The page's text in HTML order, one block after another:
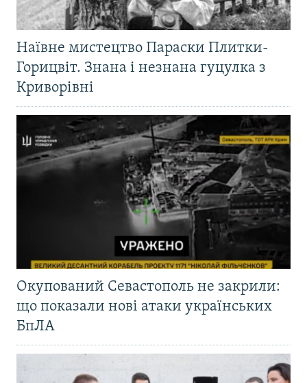
Наївне мистецтво Параски Плитки-
Горицвіт. Знана і незнана гуцулка з
Криворівні
Окупований Севастополь не закрили:
що показали нові атаки українських
БпЛА